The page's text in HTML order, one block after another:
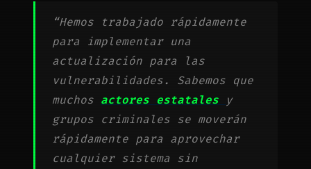
“Hemos trabajado rápidamente
para implementar una
actualización para las
vulnerabilidades. Sabemos que
muchos actores estatales
y
grupos criminales se moverán
rápidamente para aprovechar
cualquier sistema sin